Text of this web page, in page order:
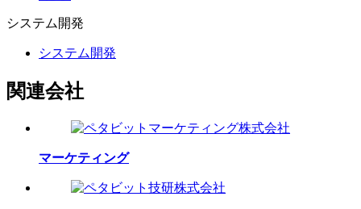
システム 開発
システム開発
関連会社
マーケティング